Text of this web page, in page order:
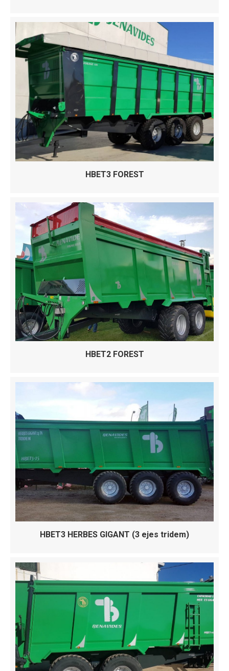
HBET3 FOREST
HBET2 FOREST
HBET3 HERBES GIGANT (3 ejes tridem)